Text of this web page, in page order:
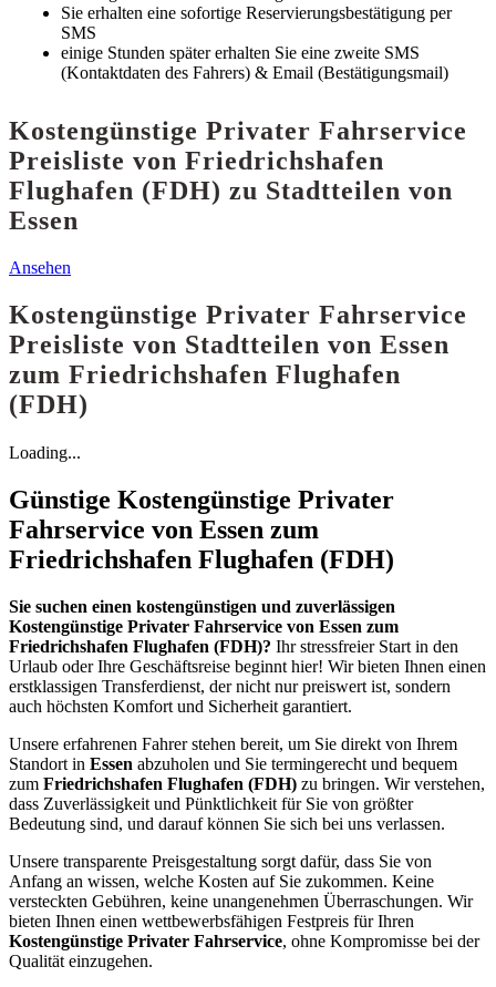
Sie erhalten eine sofortige Reservierungsbestätigung per
SMS
einige Stunden später erhalten Sie eine zweite SMS
(Kontaktdaten des Fahrers) & Email (Bestätigungsmail)
Kostengünstige Privater Fahrservice
Preisliste von Friedrichshafen
Flughafen (FDH) zu Stadtteilen von
Essen
Ansehen
Kostengünstige Privater Fahrservice
Preisliste von Stadtteilen von Essen
zum Friedrichshafen Flughafen
(FDH)
Loading...
Günstige Kostengünstige Privater
Fahrservice von Essen zum
Friedrichshafen Flughafen (FDH)
Sie suchen einen kostengünstigen und zuverlässigen
Kostengünstige Privater Fahrservice von Essen zum
Friedrichshafen Flughafen (FDH)? Ihr stressfreier Start in den
Urlaub oder Ihre Geschäftsreise beginnt hier! Wir bieten Ihnen einen
erstklassigen Transferdienst, der nicht nur preiswert ist, sondern
auch höchsten Komfort und Sicherheit garantiert.
Unsere erfahrenen Fahrer stehen bereit, um Sie direkt von Ihrem
Standort in Essen abzuholen und Sie termingerecht und bequem
zum Friedrichshafen Flughafen (FDH) zu bringen. Wir verstehen,
dass Zuverlässigkeit und Pünktlichkeit für Sie von größter
Bedeutung sind, und darauf können Sie sich bei uns verlassen.
Unsere transparente Preisgestaltung sorgt dafür, dass Sie von
Anfang an wissen, welche Kosten auf Sie zukommen. Keine
versteckten Gebühren, keine unangenehmen Überraschungen. Wir
bieten Ihnen einen wettbewerbsfähigen Festpreis für Ihren
Kostengünstige Privater Fahrservice, ohne Kompromisse bei der
Qualität einzugehen.